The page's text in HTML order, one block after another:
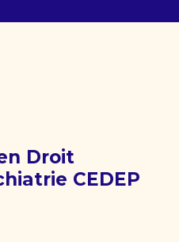
Droit
CEDEP